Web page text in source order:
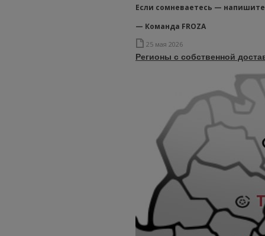
Если сомневаетесь —
— Команда FROZA
25 мая 2026
Регионы с собственной